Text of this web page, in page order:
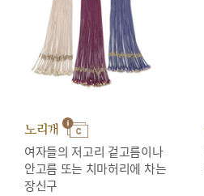
노리개
여자들의 저고리 겉고름이나
안고름 또는 치마허리에 차는
장신구